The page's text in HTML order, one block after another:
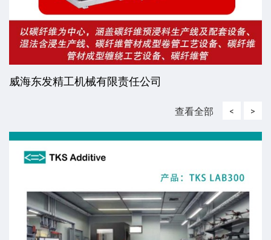
威海东发精工机械有限责任公司
查看全部 < >